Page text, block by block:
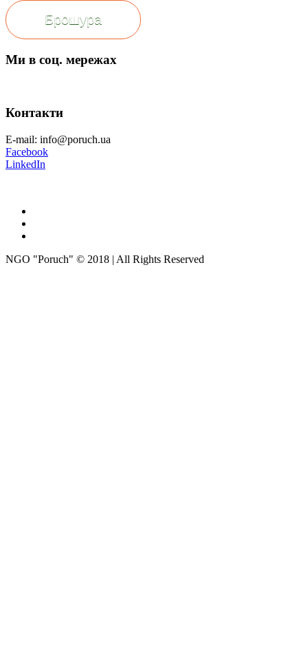
Брошура
Ми в соц. мережах
Контакти
E-mail: info@poruch.ua
Facebook
LinkedIn
NGO "Poruch" © 2018 | All Rights Reserved